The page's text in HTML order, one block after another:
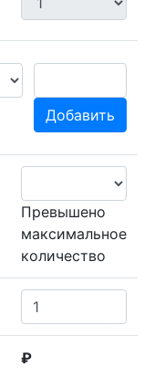
Добавить
Превышено
максимальное
количество
₽